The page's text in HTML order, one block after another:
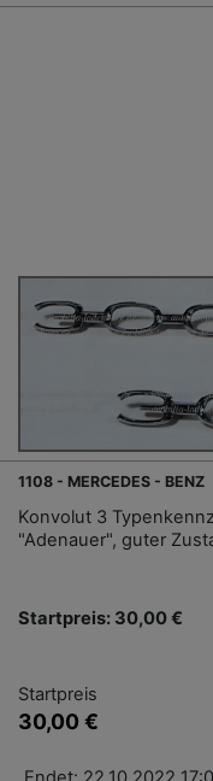
1108 - MERCEDES - BENZ
Konvolut 3
"Adenauer", guter
Startpreis: 30,00 €
Startpreis
30,00 €